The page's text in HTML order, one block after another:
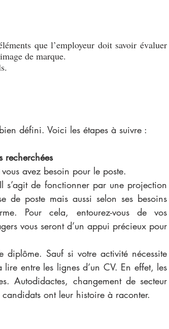
que l’employeur doit savoir évaluer
de marque.
défini. Voici les étapes à suivre :
avez besoin pour le poste.
s’agit de fonctionner par une projection
de poste mais aussi selon ses besoins
Pour cela, entourez-vous de vos
vous seront d’un appui précieux pour
diplôme. Sauf si votre activité nécessite
entre les lignes d’un CV. En effet, les
Autodidactes, changement de secteur
ont leur histoire à raconter.